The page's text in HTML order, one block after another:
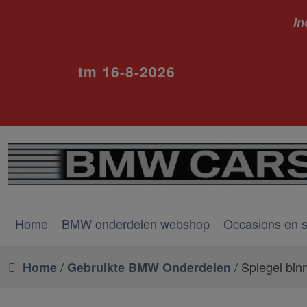
tm 16-8-2026
Home BMW onderdelen webshop Occasions en
Home/ Gebruikte BMW Onderdelen / Spiegel